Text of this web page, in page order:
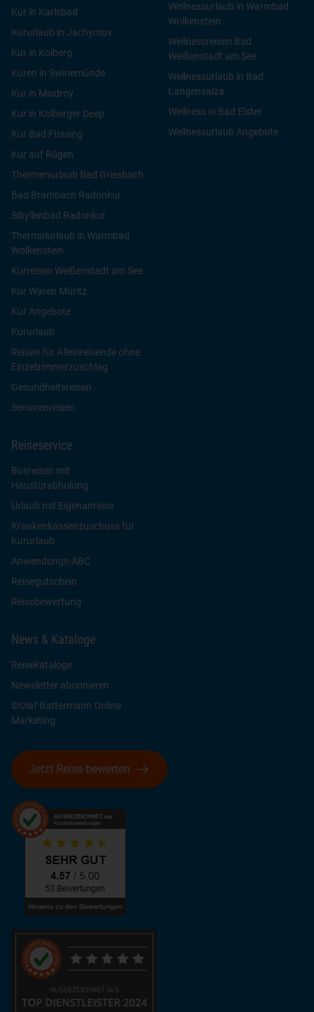
Hotel Hamilton in Swinemünde
Kur in Karlsbad
Kururlaub in Jachymov
Kur in Kolberg
Kuren in Swinemünde
Kur in Misdroy
Kur in Kolberger Deep
Kur Bad Füssing
Kur auf Rügen
Thermenurlaub Bad Griesbach
Bad Brambach Radonkur
Sibyllenbad Radonkur
Thermalurlaub in Warmbad
Wolkenstein
Kurreisen Weißenstadt am See
Kur Waren Müritz
Kur Angebote
Kururlaub
Reisen für Alleinreisende ohne
Einzelzimmerzuschlag
Gesundheitsreisen
Seniorenreisen
Wellnessurlaub in Warmbad
Wolkenstein
Wellnessreisen Bad
Weißenstadt am See
Wellnessurlaub in Bad
Langensalza
Wellness in Bad Elster
Wellnessurlaub Angebote
Reiseservice
Busreisen mit
Haustürabholung
Urlaub mit Eigenanreise
Krankenkassenzuschuss für
Kururlaub
Anwendungs-ABC
Reisegutschein
Reisebewertung
News & Kataloge
Reisekataloge
Newsletter abonnieren
©Olaf Battermann Online
Marketing
Jetzt Reise bewerten